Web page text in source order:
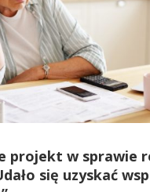
projekt w sprawie
się uzyskać